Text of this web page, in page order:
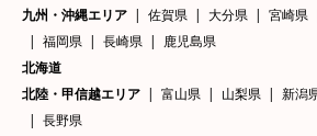
九州・沖縄エリア
佐賀県 大分県 宮崎県
福岡県
長崎県
鹿児島県
北海道
北陸・甲信越エリア
富山県 山梨県 新潟
長野県